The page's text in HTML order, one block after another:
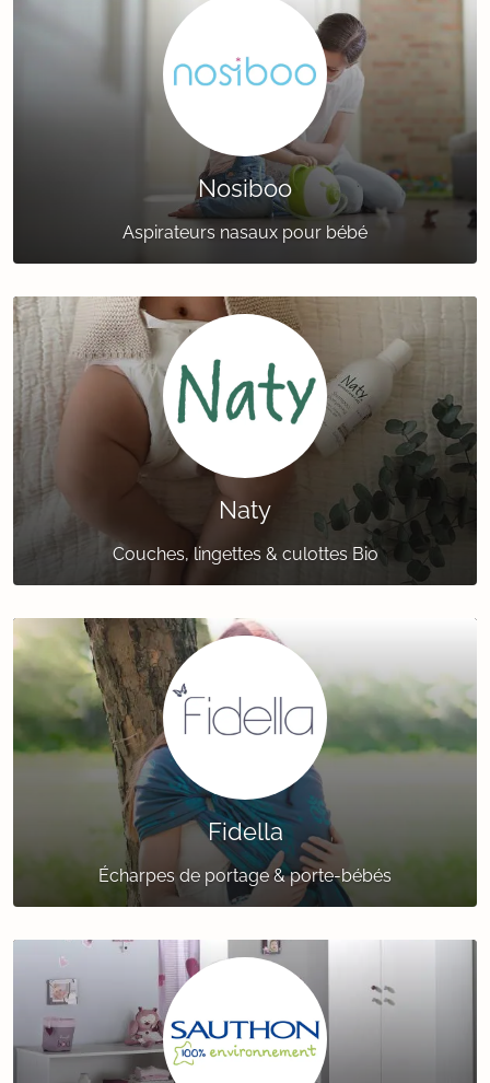
Nosiboo
Aspirateurs nasaux pour bébé
Naty
Couches, lingettes & culottes Bio
Fidella
Écharpes de portage & porte-bébés